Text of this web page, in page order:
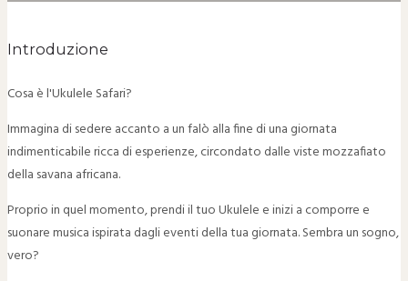
Introduzione
Cosa è l'Ukulele Safari?
Immagina di sedere accanto a un falò alla fine di una giornata
indimenticabile ricca di esperienze, circondato dalle viste mozzafiato
della savana africana.
Proprio in quel momento, prendi il tuo Ukulele e inizi a comporre e
suonare musica ispirata dagli eventi della tua giornata. Sembra un sogno,
vero?